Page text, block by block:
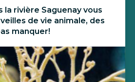
la rivière Saguenay vous
de vie animale, des
manquer!